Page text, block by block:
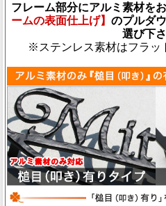
フレーム部分にアルミ素材を
ームの表面仕上げ】 のプルダ
選び下さ
※ステンレス素材はフラッ